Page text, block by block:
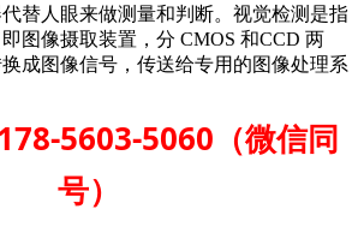
替人眼来做测量和判断。视觉检测是指
图像摄取装置，分 CMOS 和CCD 两
成图像信号，传送给专用的图像处理系
5603-5060（微信同
号）